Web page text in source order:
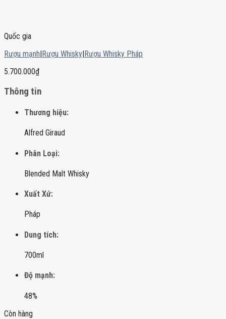
Quốc gia
Rượu mạnh|Rượu Whisky|Rượu Whisky Pháp
5.700.000₫
Thông tin
Thương hiệu:
Alfred Giraud
Phân Loại:
Blended Malt Whisky
Xuất Xứ:
Pháp
Dung tích:
700ml
Độ mạnh:
48%
Còn hàng